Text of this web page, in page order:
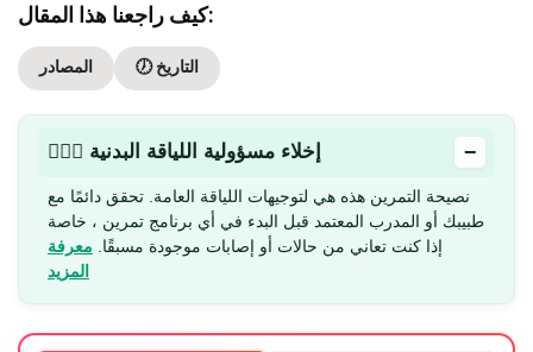
كيف راجعنا هذا المقال:
المصادر 🕖 التاريخ
🏋🏻‍♂️ إخلاء مسؤولية اللياقة البدنية −
نصيحة التمرين هذه هي لتوجيهات اللياقة العامة. تحقق دائمًا مع
طبيبك أو المدرب المعتمد قبل البدء في أي برنامج تمرين ، خاصة
إذا كنت تعاني من حالات أو إصابات موجودة مسبقًا. معرفة
المزيد